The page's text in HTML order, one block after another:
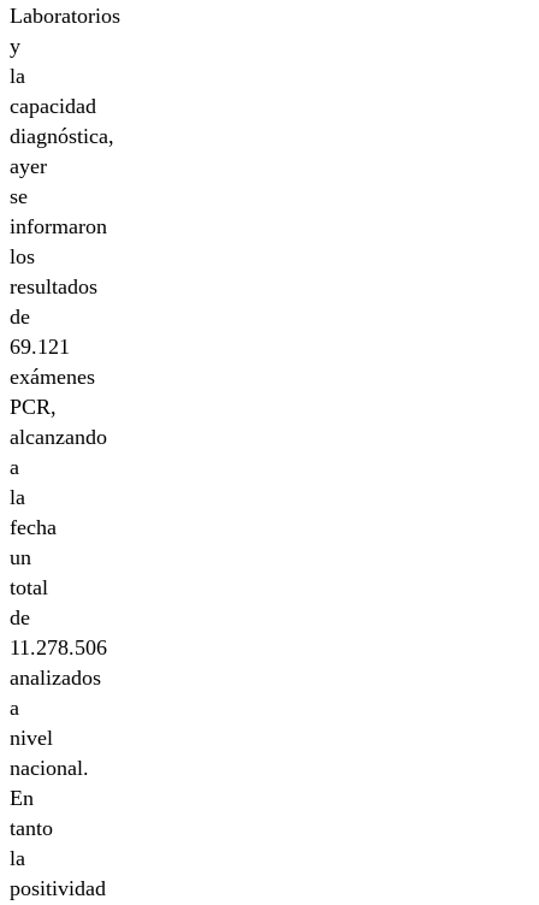
Laboratorios
y
la
capacidad
diagnóstica,
ayer
se
informaron
los
resultados
de
69.121
exámenes
PCR,
alcanzando
a
la
fecha
un
total
de
11.278.506
analizados
a
nivel
nacional.
En
tanto
la
positividad